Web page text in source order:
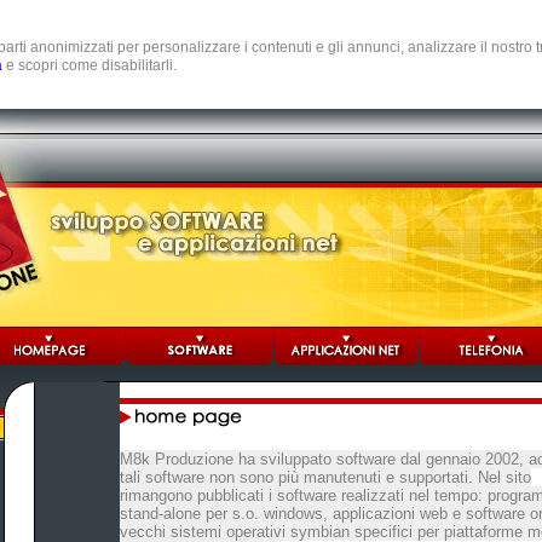
anonimizzati per personalizzare i contenuti e gli annunci, analizzare il nostro
e scopri come disabilitarli.
M8k Produzione ha sviluppato software dal gennaio 2002,
tali software non sono più manutenuti e supportati. Nel sito
rimangono pubblicati i software realizzati nel tempo:
stand-alone per s.o. windows, applicazioni web e software
vecchi sistemi operativi symbian specifici per piattaforme